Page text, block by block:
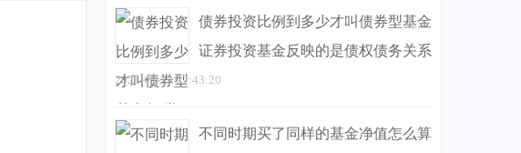
债券投资比例到多少才叫债券型基金
证券投资基金反映的是债权债务关系
2023-03-29 22:43:20
不同时期买了同样的基金净值怎么算